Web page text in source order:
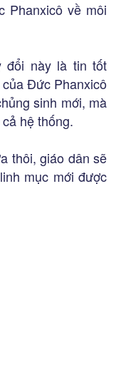
Phanxicô về môi
đổi này là tin tốt
Đức Phanxicô
sinh mới, mà
hệ thống.
thôi, giáo dân sẽ
mục mới được